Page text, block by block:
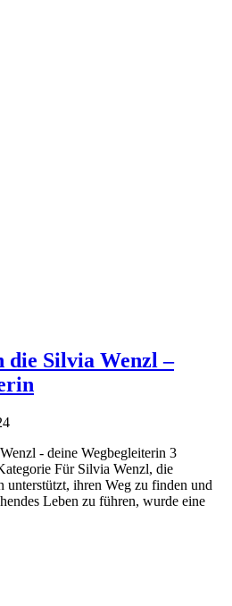
die Silvia Wenzl –
- deine Wegbegleiterin 3
Für Silvia Wenzl, die
unterstützt, ihren Weg zu finden und
Leben zu führen, wurde eine